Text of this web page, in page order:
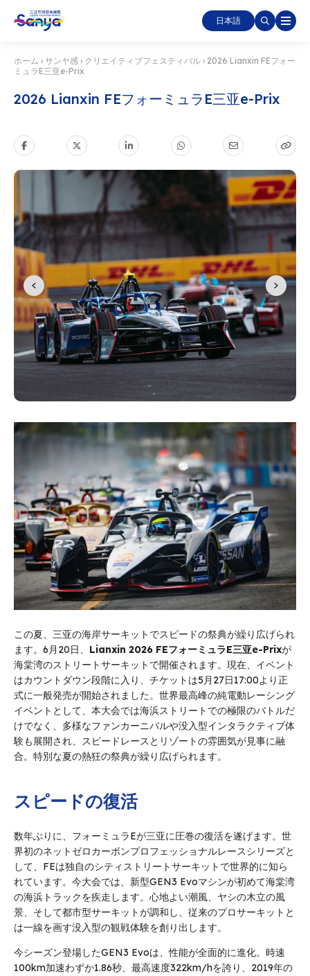
日本語
ホーム › サンヤ感 › クリエイティブフェスティバル › 2026 Lianxin FEフォー
ミュラE三亚e-Prix
2026 Lianxin FEフォーミュラE三亚e-Prix
この夏、三亚の海岸サーキットでスピードの祭典が繰り広げられ
ます。6月20日、 Lianxin 2026 FEフォーミュラE三亚e-Prixが
海棠湾のストリートサーキットで開催されます。現在、イベント
はカウントダウン段階に入り、チケットは5月27日17:00より正
式に一般発売が開始されました。世界最高峰の純電動レーシング
イベントとして、本大会では海浜ストリートでの極限のバトルだ
けでなく、多様なファンカーニバルや没入型インタラクティブ体
験も展開され、スピードレースとリゾートの雰囲気が見事に融
合。特別な夏の熱狂の祭典が繰り広げられます。
スピードの復活
数年ぶりに、フォーミュラEが三亚に圧巻の復活を遂げます。世
界初のネットゼロカーボンプロフェッショナルレースシリーズと
して、FEは独自のシティストリートサーキットで世界的に知ら
れています。今大会では、新型GEN3 Evoマシンが初めて海棠湾
の海浜トラックを疾走します。心地よい潮風、ヤシの木立の風
景、そして都市型サーキットが調和し、従来のプロサーキットと
は一線を画す没入型の観戦体験を創り出します。
今シーズン登場したGEN3 Evoは、性能が全面的に進化。時速
100km加速わずか1.86秒、最高速度322km/hを誇り、2019年の